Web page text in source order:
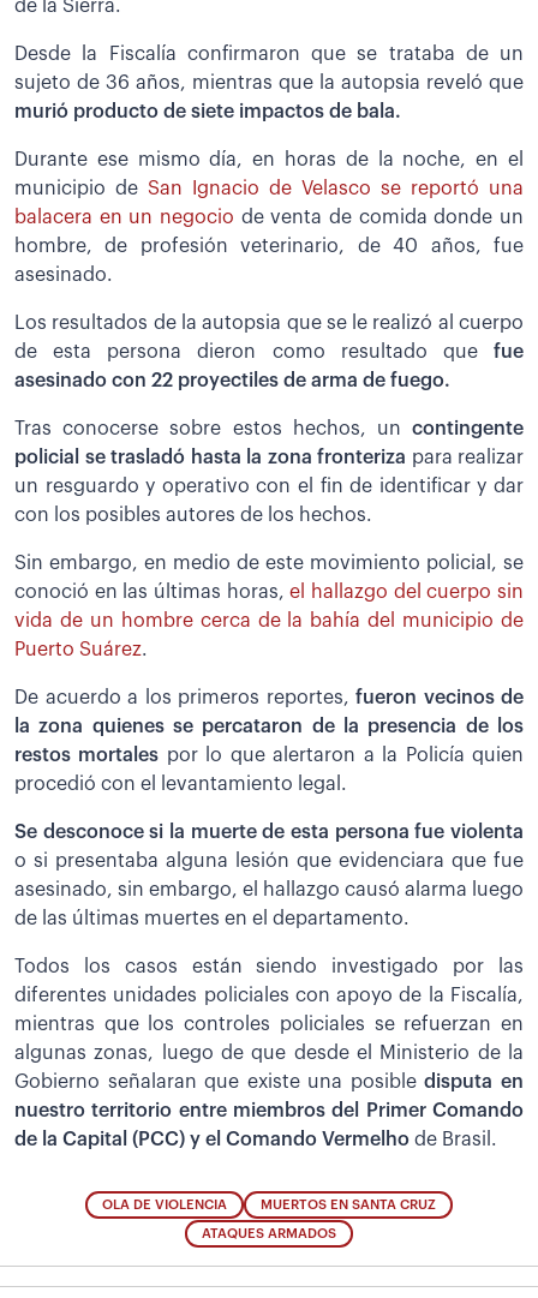
de la Sierra.
Desde la Fiscalía confirmaron que se trataba de un
sujeto de 36 años, mientras que la autopsia reveló que
murió producto de siete impactos de bala.
Durante ese mismo día, en horas de la noche, en el
municipio de San Ignacio de Velasco se reportó una
balacera en un negocio de venta de comida donde un
hombre, de profesión veterinario, de 40 años, fue
asesinado.
Los resultados de la autopsia que se le realizó al cuerpo
de esta persona dieron como resultado quefue
asesinado con 22 proyectiles de arma de fuego.
Tras conocerse sobre estos hechos, un contingente
policial se trasladó hasta la zona fronteriza para realizar
un resguardo y operativo con el fin de identificar y dar
con los posibles autores de los hechos.
Sin embargo, en medio de este movimiento policial, se
conoció en las últimas horas,el hallazgo del cuerpo sin
vida de un hombre cerca de la bahía del municipio de
Puerto Suárez.
De acuerdo a los primeros reportes, fueron vecinos de
la zona quienes se percataron de la presencia de los
restos mortales por lo que alertaron a la Policía quien
procedió con el levantamiento legal.
Se desconoce si la muerte de esta persona fue violenta
o si presentaba alguna lesión que evidenciara que fue
asesinado, sin embargo, el hallazgo causó alarma luego
de las últimas muertes en el departamento.
Todos los casos están siendo investigado por las
diferentes unidades policiales con apoyo de la Fiscalía,
mientras que los controles policiales se refuerzan en
algunas zonas, luego de que desde el Ministerio de la
Gobierno señalaran que existe una posibledisputa en
nuestro territorio entre miembros del Primer Comando
de la Capital (PCC) y el Comando Vermelho de Brasil.
OLA DE VIOLENCIA MUERTOS EN SANTA CRUZ
ATAQUES ARMADOS